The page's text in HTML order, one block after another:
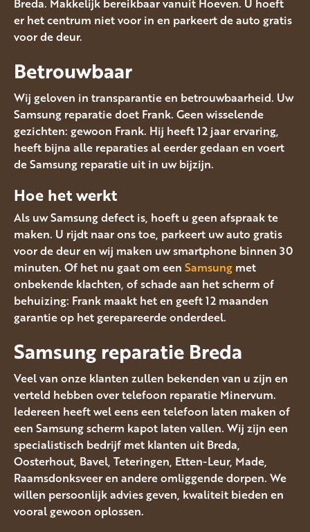
Breda. Makkelijk bereikbaar vanuit Hoeven. U hoeft
er het centrum niet voor in en parkeert de auto gratis
voor de deur.
Betrouwbaar
Wij geloven in transparantie en betrouwbaarheid. Uw
Samsung reparatie doet Frank. Geen wisselende
gezichten: gewoon Frank. Hij heeft 12 jaar ervaring,
heeft bijna alle reparaties al eerder gedaan en voert
de Samsung reparatie uit in uw bijzijn.
Hoe het werkt
Als uw Samsung defect is, hoeft u geen afspraak te
maken. U rijdt naar ons toe, parkeert uw auto gratis
voor de deur en wij maken uw smartphone binnen 30
minuten. Of het nu gaat om een Samsung met
onbekende klachten, of schade aan het scherm of
behuizing: Frank maakt het en geeft 12 maanden
garantie op het gerepareerde onderdeel.
Samsung reparatie Breda
Veel van onze klanten zullen bekenden van u zijn en
verteld hebben over telefoon reparatie Minervum.
Iedereen heeft wel eens een telefoon laten maken of
een Samsung scherm kapot laten vallen. Wij zijn een
specialistisch bedrijf met klanten uit Breda,
Oosterhout, Bavel, Teteringen, Etten-Leur, Made,
Raamsdonksveer en andere omliggende dorpen. We
willen persoonlijk advies geven, kwaliteit bieden en
vooral gewoon oplossen.